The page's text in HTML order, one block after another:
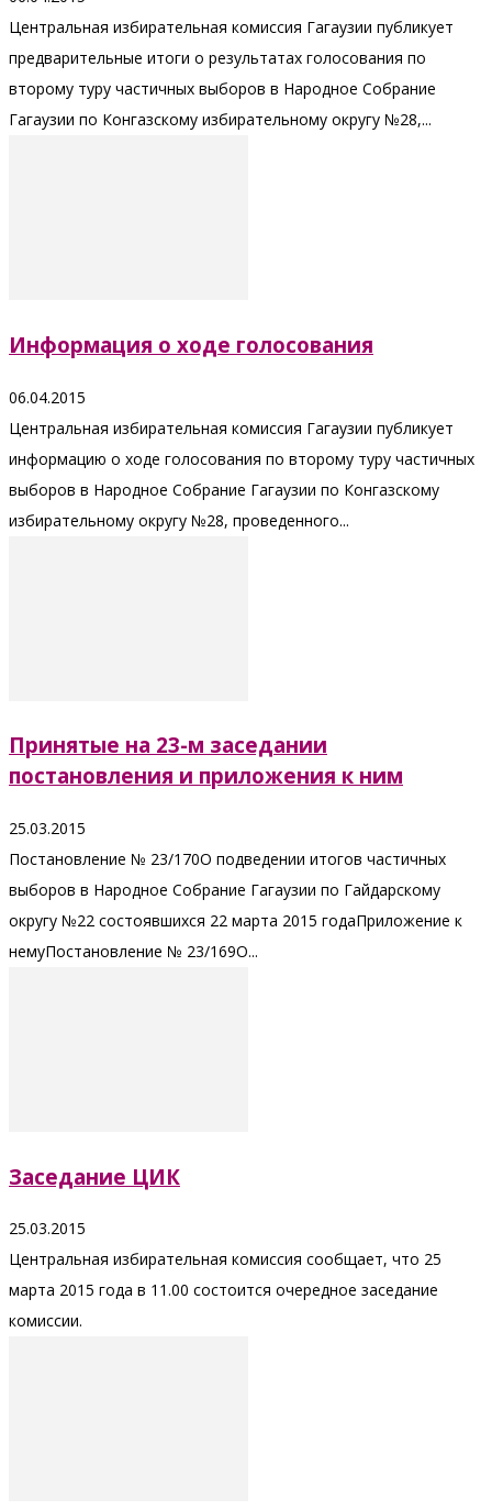
Центральная избирательная комиссия Гагаузии публикует
предварительные итоги о результатах голосования по
второму туру частичных выборов в Народное Собрание
Гагаузии по Конгазскому избирательному округу №28,...
Информация о ходе голосования
06.04.2015
Центральная избирательная комиссия Гагаузии публикует
информацию о ходе голосования по второму туру частичных
выборов в Народное Собрание Гагаузии по Конгазскому
избирательному округу №28, проведенного...
Принятые на 23-м заседании
постановления и приложения к ним
25.03.2015
Постановление № 23/170О подведении итогов частичных
выборов в Народное Собрание Гагаузии по Гайдарскому
округу №22 состоявшихся 22 марта 2015 годаПриложение к
немуПостановление № 23/169О...
Заседание ЦИК
25.03.2015
Центральная избирательная комиссия сообщает, что 25
марта 2015 года в 11.00 состоится очередное заседание
комиссии.